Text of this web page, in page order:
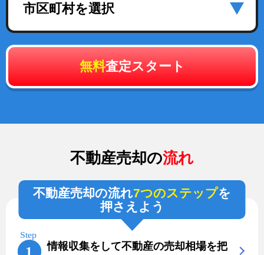
市区町村を選択
無料査定スタート
不動産売却の流れ
不動産売却の流れ7つのステップを
押さえよう
情報収集をして不動産の売却相場を把